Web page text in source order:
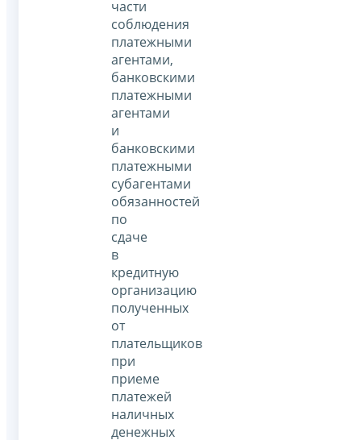
части
соблюдения
платежными
агентами,
банковскими
платежными
агентами
и
банковскими
платежными
субагентами
обязанностей
по
сдаче
в
кредитную
организацию
полученных
от
плательщиков
при
приеме
платежей
наличных
денежных